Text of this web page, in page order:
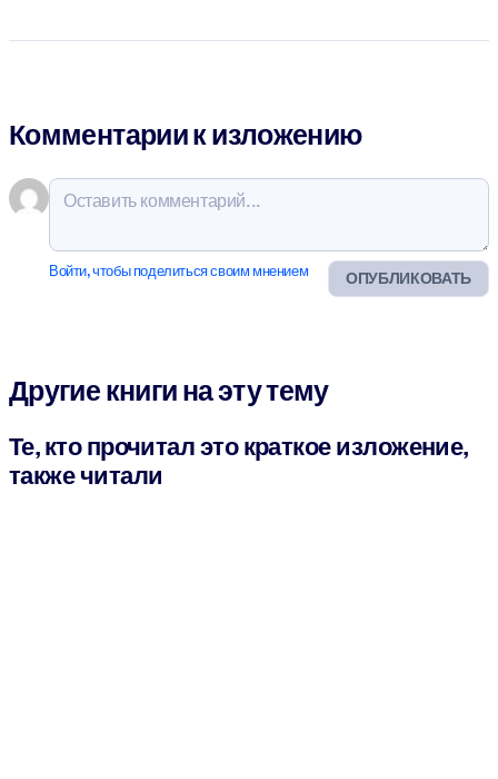
Комментарии к изложению
ОПУБЛИКОВАТЬ
Войти, чтобы поделиться своим мнением
Другие книги на эту тему
Те, кто прочитал это краткое изложение,
также читали